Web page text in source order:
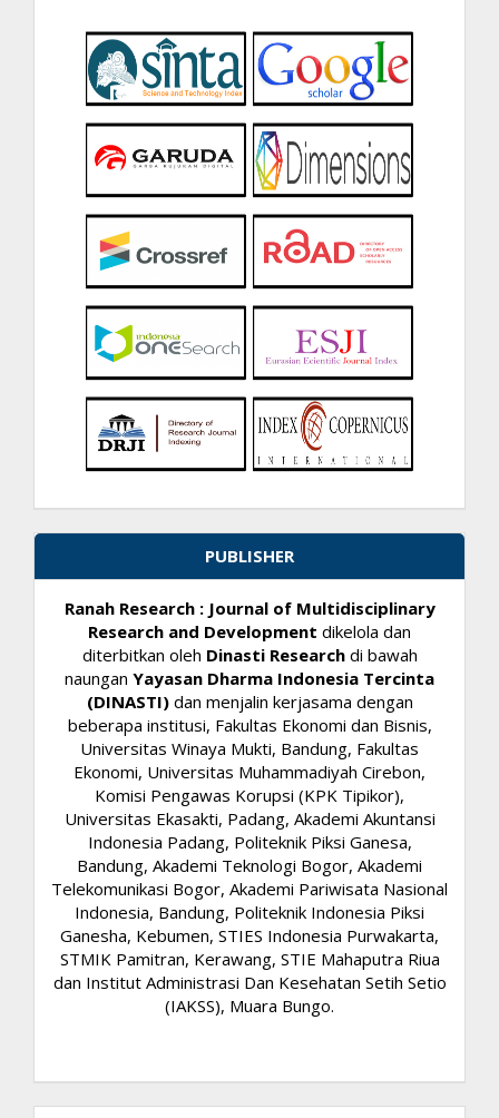
PUBLISHER
Ranah Research : Journal of Multidisciplinary
Research and Development dikelola dan
diterbitkan oleh Dinasti Research di bawah
naungan Yayasan Dharma Indonesia Tercinta
(DINASTI)dan menjalin kerjasama dengan
beberapa institusi, Fakultas Ekonomi dan Bisnis,
Universitas Winaya Mukti, Bandung, Fakultas
Ekonomi, Universitas Muhammadiyah Cirebon,
Komisi Pengawas Korupsi (KPK Tipikor),
Universitas Ekasakti, Padang, Akademi Akuntansi
Indonesia Padang, Politeknik Piksi Ganesa,
Bandung, Akademi Teknologi Bogor, Akademi
Telekomunikasi Bogor, Akademi Pariwisata Nasional
Indonesia, Bandung, Politeknik Indonesia Piksi
Ganesha, Kebumen, STIES Indonesia Purwakarta,
STMIK Pamitran, Kerawang, STIE Mahaputra Riua
dan Institut Administrasi Dan Kesehatan Setih Setio
(IAKSS), Muara Bungo.